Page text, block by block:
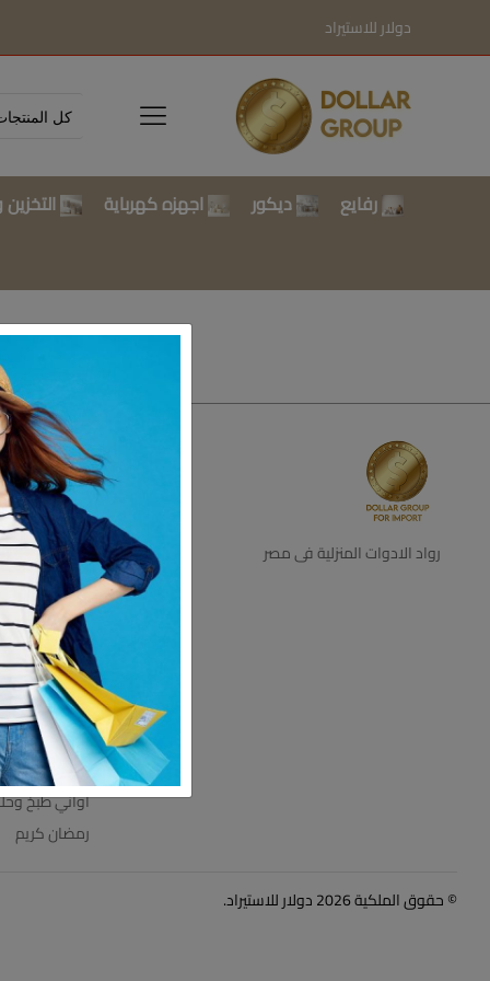
دولار للاستيراد
رفايع ديكور اجهزه كهرباية
رواد الادوات المنزلية فى مصر
تسوق
رفايع
ديكور
اجهزه كهرباية
التخزين
اطباق
اطقم زجاج
ترامس
عروض
مستلزمات
مفروشات
اواني طبخ
رمضان كريم
© حقوق الملكية 2026 دولار للاستيراد.